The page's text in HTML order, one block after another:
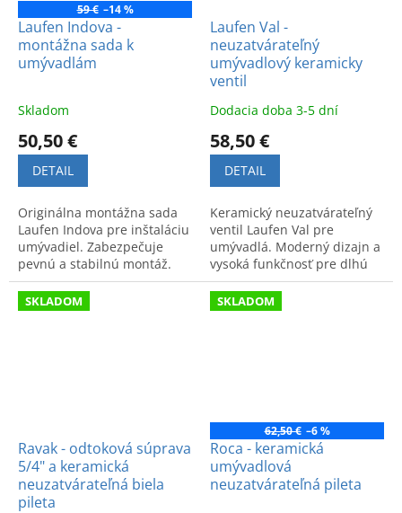
59 € –14 %
Laufen Indova -
montážna sada k
umývadlám
Skladom
50,50 €
DETAIL
Originálna montážna sada
Laufen Indova pre inštaláciu
umývadiel. Zabezpečuje
pevnú a stabilnú montáž.
Laufen Val -
neuzatvárateľný
umývadlový keramicky
ventil
Dodacia doba 3-5 dní
58,50 €
DETAIL
Keramický neuzatvárateľný
ventil Laufen Val pre
umývadlá. Moderný dizajn a
vysoká funkčnosť pre dlhú
životnosť kúpeľne. Kód
produktu: 8981840000001.
SKLADOM
Ravak - odtoková súprava
5/4" a keramická
neuzatvárateľná biela
pileta
SKLADOM
62,50 € –6 %
Roca - keramická
umývadlová
neuzatvárateľná pileta